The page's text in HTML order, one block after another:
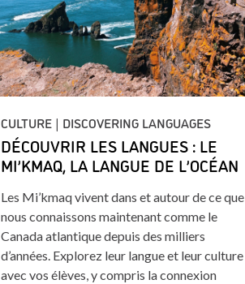
CULTURE | DISCOVERING LANGUAGES
DÉCOUVRIR LES LANGUES : LE
MI’KMAQ, LA LANGUE DE L’OCÉAN
Les Mi’kmaq vivent dans et autour de ce que
nous connaissons maintenant comme le
Canada atlantique depuis des milliers
d’années. Explorez leur langue et leur culture
avec vos élèves, y compris la connexion